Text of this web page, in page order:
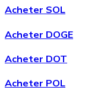
Acheter SOL
Acheter DOGE
Acheter DOT
Acheter POL